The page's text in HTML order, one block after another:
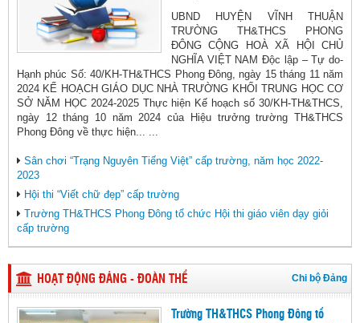
UBND HUYỆN VĨNH THUẬN
TRƯỜNG TH&THCS PHONG
ĐÔNG CỘNG HOÀ XÃ HỘI CHỦ
NGHĨA VIỆT NAM Độc lập – Tự do-
Hạnh phúc Số: 40/KH-TH&THCS Phong Đông, ngày 15 tháng 11 năm
2024 KẾ HOẠCH GIÁO DỤC NHÀ TRƯỜNG KHỐI TRUNG HỌC CƠ
SỞ NĂM HỌC 2024-2025 Thực hiện Kế hoạch số 30/KH-TH&THCS,
ngày 12 tháng 10 năm 2024 của Hiệu trưởng trường TH&THCS
Phong Đông về thực hiện... ...
Sân chơi “Trạng Nguyên Tiếng Việt” cấp trường, năm học 2022-
2023
Hội thi “Viết chữ đẹp” cấp trường
Trường TH&THCS Phong Đông tổ chức Hội thi giáo viên dạy giỏi
cấp trường
HOẠT ĐỘNG ĐẢNG - ĐOÀN THỂ Chi bộ Đảng
Trường TH&THCS Phong Đông tổ